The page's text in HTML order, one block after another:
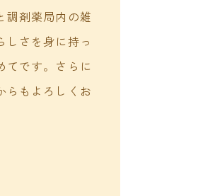
調剤薬局内の雑
さを身に持っ
てです。さらに
らもよろしくお